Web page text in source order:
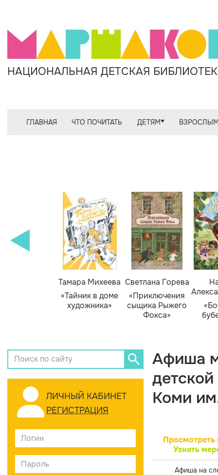
НАЦИОНАЛЬНАЯ ДЕТСКАЯ
ГЛАВНАЯ ЧТО ПОЧИТАТЬ ДЕТЯМ
Тамара Михеева
«Тайник в доме
художника»
Светлана Горева
«Приключения
сыщика Рыжего
Фокса»
ЛИЧНЫЙ КАБИНЕТ
РЕГИСТРАЦИЯ
Афиша
Коми
Просмотреть
Узнать
Афиша на